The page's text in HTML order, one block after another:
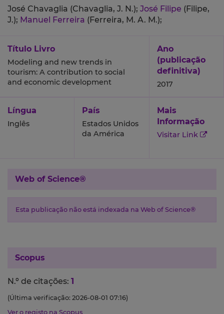
José Chavaglia (Chavaglia, J. N.); José Filipe (Filipe,
J.); Manuel Ferreira (Ferreira, M. A. M.);
Título Livro
Modeling and new trends in
tourism: A contribution to social
and economic development
Ano
(publicação
definitiva)
2017
Língua
Inglês
País
Estados Unidos
da América
Mais
Informação
Visitar Link
Web of Science®
Esta publicação não está indexada na Web of Science®
Scopus
N.º de citações: 1
(Última verificação: 2026-08-01 07:16)
Ver o registo na Scopus